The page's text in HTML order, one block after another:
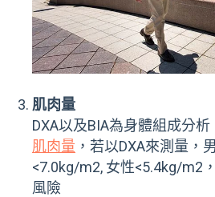
肌肉量
DXA以及BIA為身體組成分
肌肉量 ，若以DXA來測量，
<7.0kg/m2, 女性<5.4kg/m2
風險